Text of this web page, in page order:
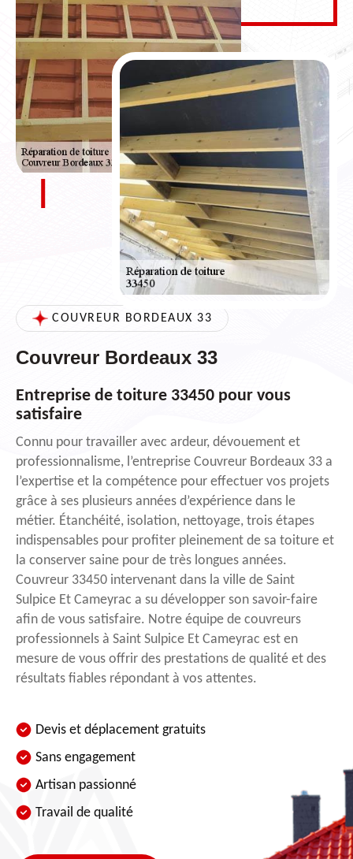
COUVREUR BORDEAUX 33
Couvreur Bordeaux 33
Entreprise de toiture 33450 pour vous
satisfaire
Connu pour travailler avec ardeur, dévouement et
professionnalisme, l’entreprise Couvreur Bordeaux 33 a
l’expertise et la compétence pour effectuer vos projets
grâce à ses plusieurs années d’expérience dans le
métier. Étanchéité, isolation, nettoyage, trois étapes
indispensables pour profiter pleinement de sa toiture et
la conserver saine pour de très longues années.
Couvreur 33450 intervenant dans la ville de Saint
Sulpice Et Cameyrac a su développer son savoir-faire
afin de vous satisfaire. Notre équipe de couvreurs
professionnels à Saint Sulpice Et Cameyrac est en
mesure de vous offrir des prestations de qualité et des
résultats fiables répondant à vos attentes.
Devis et déplacement gratuits
Sans engagement
Artisan passionné
Travail de qualité